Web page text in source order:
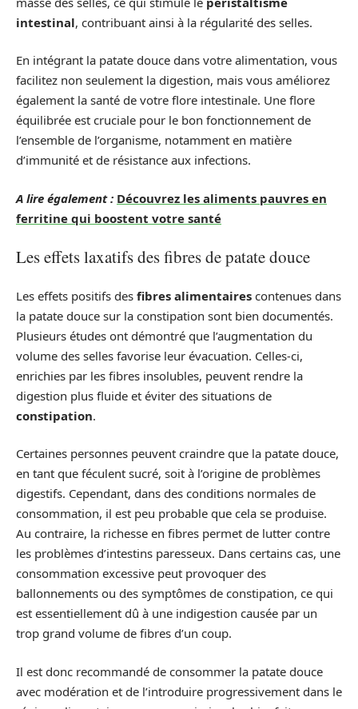
intestinal, contribuant ainsi à la régularité des selles.
En intégrant la patate douce dans votre alimentation, vous
facilitez non seulement la digestion, mais vous améliorez
également la santé de votre flore intestinale. Une flore
équilibrée est cruciale pour le bon fonctionnement de
l’ensemble de l’organisme, notamment en matière
d’immunité et de résistance aux infections.
A lire également : Découvrez les aliments pauvres en
ferritine qui boostent votre santé
Les effets laxatifs des fibres de patate douce
Les effets positifs des fibres alimentaires contenues dans
la patate douce sur la constipation sont bien documentés.
Plusieurs études ont démontré que l’augmentation du
volume des selles favorise leur évacuation. Celles-ci,
enrichies par les fibres insolubles, peuvent rendre la
digestion plus fluide et éviter des situations de
constipation.
Certaines personnes peuvent craindre que la patate douce,
en tant que féculent sucré, soit à l’origine de problèmes
digestifs. Cependant, dans des conditions normales de
consommation, il est peu probable que cela se produise.
Au contraire, la richesse en fibres permet de lutter contre
les problèmes d’intestins paresseux. Dans certains cas, une
consommation excessive peut provoquer des
ballonnements ou des symptômes de constipation, ce qui
est essentiellement dû à une indigestion causée par un
trop grand volume de fibres d’un coup.
Il est donc recommandé de consommer la patate douce
avec modération et de l’introduire progressivement dans le